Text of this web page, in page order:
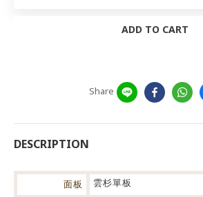
ADD TO CART
Share
DESCRIPTION
面板 雲杉單板